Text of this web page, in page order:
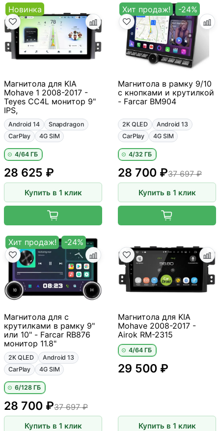
Новинка
Магнитола для KIA
Mohave 1 2008-2017 -
Teyes CC4L монитор 9"
IPS,
Android 14
Snapdragon
CarPlay
4G SIM
4/64 ГБ
28 625 ₽
Купить в 1 клик
Хит продаж! -24%
Магнитола в рамку 9/10
с кнопками и крутилкой
- Farcar BM904
2K QLED
Android 13
CarPlay
4G SIM
4/32 ГБ
37 697 ₽
28 700 ₽
Купить в 1 клик
Хит продаж! -24%
Магнитола для с
крутилками в рамку 9"
или 10" - Farcar RB876
монитор 11.8"
2K QLED
Android 13
CarPlay
4G SIM
6/128 ГБ
37 697 ₽
28 700 ₽
Купить в 1 клик
Магнитола для KIA
Mohave 2008-2017 -
Airok RM-2315
4/64 ГБ
29 500 ₽
Купить в 1 клик